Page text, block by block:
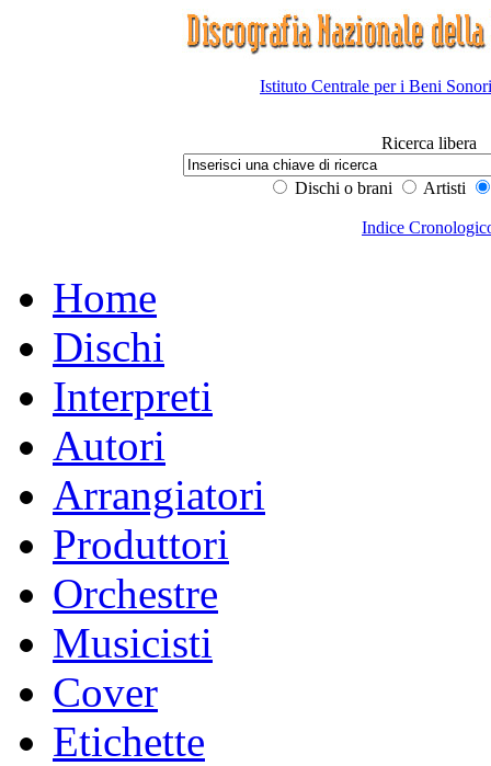
Istituto Centrale per i Beni
Ricerca libera
Dischi o brani Artisti
Indice
Home
Dischi
Interpreti
Autori
Arrangiatori
Produttori
Orchestre
Musicisti
Cover
Etichette